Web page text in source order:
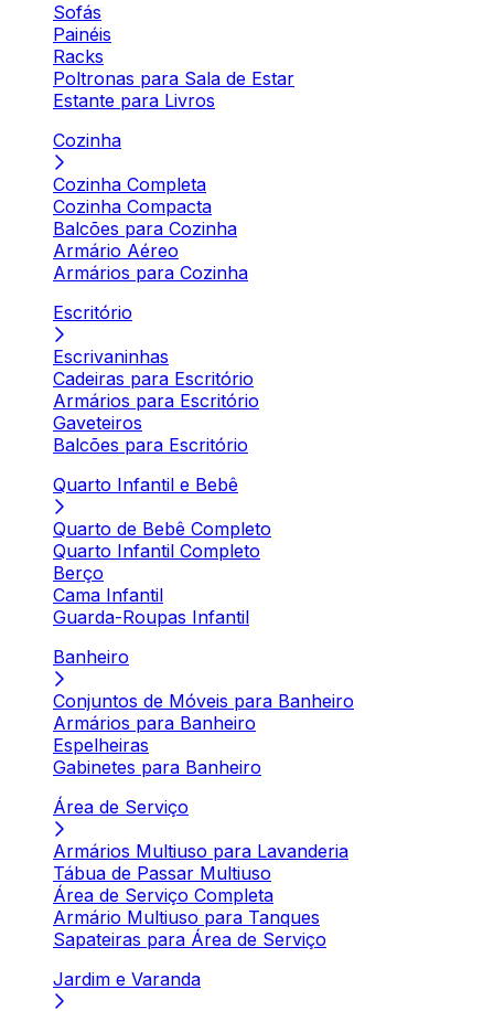
Sofás
Painéis
Racks
Poltronas para Sala de Estar
Estante para Livros
Cozinha
Cozinha Completa
Cozinha Compacta
Balcões para Cozinha
Armário Aéreo
Armários para Cozinha
Escritório
Escrivaninhas
Cadeiras para Escritório
Armários para Escritório
Gaveteiros
Balcões para Escritório
Quarto Infantil e Bebê
Quarto de Bebê Completo
Quarto Infantil Completo
Berço
Cama Infantil
Guarda-Roupas Infantil
Banheiro
Conjuntos de Móveis para Banheiro
Armários para Banheiro
Espelheiras
Gabinetes para Banheiro
Área de Serviço
Armários Multiuso para Lavanderia
Tábua de Passar Multiuso
Área de Serviço Completa
Armário Multiuso para Tanques
Sapateiras para Área de Serviço
Jardim e Varanda